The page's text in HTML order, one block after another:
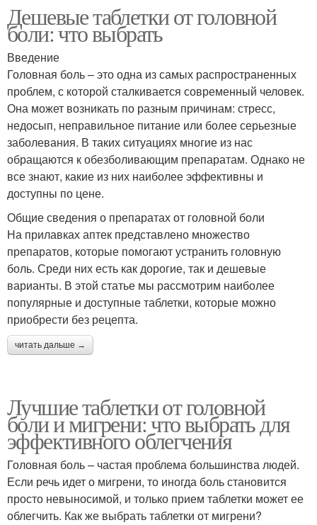
Дешевые таблетки от головной
боли: что выбрать
Введение
Головная боль – это одна из самых распространенных
проблем, с которой сталкивается современный человек.
Она может возникать по разным причинам: стресс,
недосып, неправильное питание или более серьезные
заболевания. В таких ситуациях многие из нас
обращаются к обезболивающим препаратам. Однако не
все знают, какие из них наиболее эффективны и
доступны по цене.
Общие сведения о препаратах от головной боли
На прилавках аптек представлено множество
препаратов, которые помогают устранить головную
боль. Среди них есть как дорогие, так и дешевые
варианты. В этой статье мы рассмотрим наиболее
популярные и доступные таблетки, которые можно
приобрести без рецепта.
читать дальше →
Лучшие таблетки от головной
боли и мигрени: что выбрать для
эффективного облегчения
Головная боль – частая проблема большинства людей.
Если речь идет о мигрени, то иногда боль становится
просто невыносимой, и только прием таблетки может ее
облегчить. Как же выбрать таблетки от мигрени?